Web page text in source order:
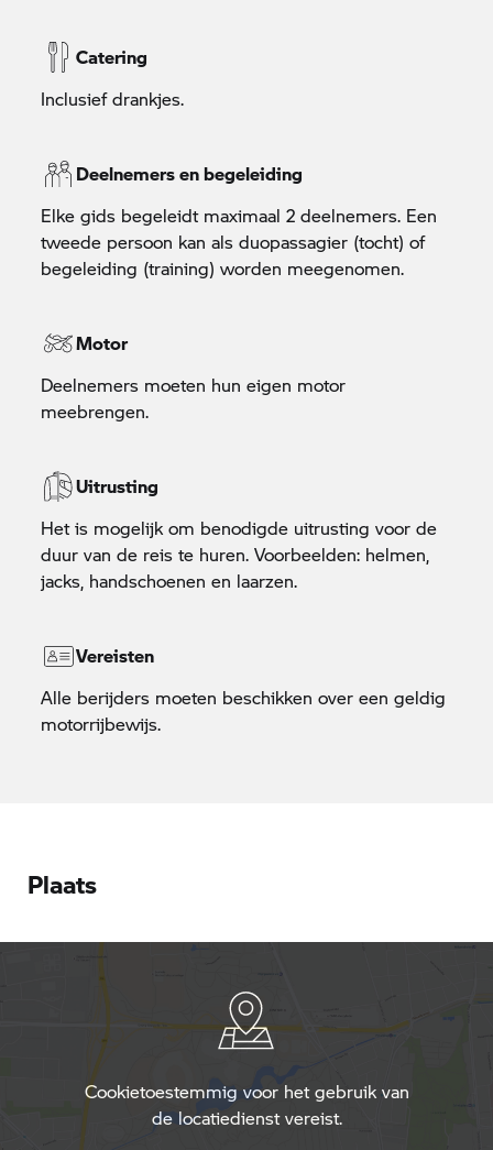
Catering
Inclusief drankjes.
Deelnemers en begeleiding
Elke gids begeleidt maximaal 2 deelnemers. Een
tweede persoon kan als duopassagier (tocht) of
begeleiding (training) worden meegenomen.
Motor
Deelnemers moeten hun eigen motor
meebrengen.
Uitrusting
Het is mogelijk om benodigde uitrusting voor de
duur van de reis te huren. Voorbeelden: helmen,
jacks, handschoenen en laarzen.
Vereisten
Alle berijders moeten beschikken over een geldig
motorrijbewijs.
Plaats
Cookietoestemmig voor het gebruik van
de locatiedienst vereist.